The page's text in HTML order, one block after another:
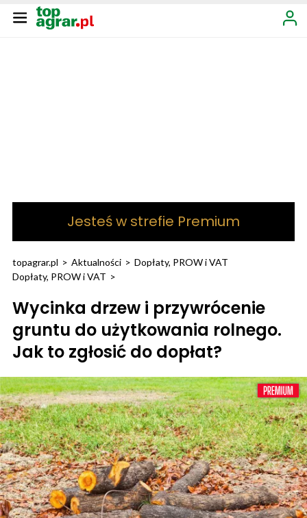
Jesteś w strefie Premium
topagrar.pl > Aktualności > Dopłaty, PROW i VAT
Dopłaty, PROW i VAT >
Wycinka drzew i przywrócenie
gruntu do użytkowania rolnego.
Jak to zgłosić do dopłat?